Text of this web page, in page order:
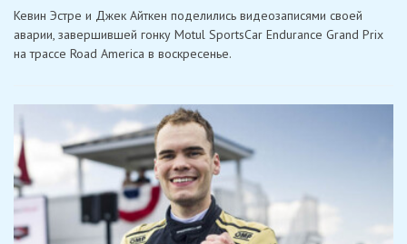
и
отреагировали
на
IMSA
трассе
Road
America
Кевин Эстре и Джек Айткен поделились видеозаписями своей
аварии, завершившей гонку Motul SportsCar Endurance Grand Prix
на трассе Road America в воскресенье.